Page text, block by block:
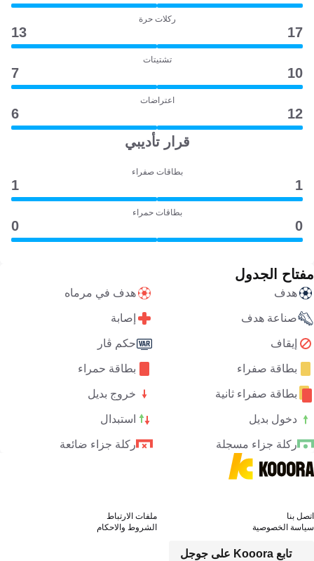
ركلات حرة
17
13
تشتيتات
10
7
اعتراضات
12
6
قرار تأديبي
بطاقات صفراء
1
1
بطاقات حمراء
0
0
مفتاح الجدول
هدف هدف في مرماه
صناعة هدف إصابة
إيقاف حكم ڤار
بطاقة صفراء بطاقة حمراء
بطاقة صفراء ثانية خروج بديل
دخول بديل استبدال
ركلة جزاء مسجلة ركلة جزاء ضائعة
تابع Kooora على جوجل
اتصل بنا
ملفات الارتباط
سياسة الخصوصية
الشروط والاحكام